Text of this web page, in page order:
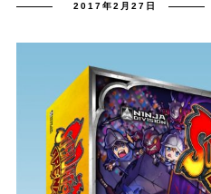
2017年2月27日